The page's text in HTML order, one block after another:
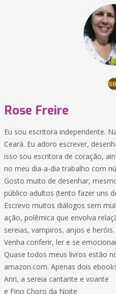
Rose Freire
Eu sou escritora independente.
Ceará. Eu adoro escrever,
isso sou escritora de coração,
no meu dia-a-dia trabalho com
Gosto muito de desenhar,
público adultos (tento fazer uns
Escrevo muitos diálogos sem
ação, polêmica que envolva
sereias, vampiros, anjos e heróis.
Venha conferir, ler e se
Quase todos meus livros estão
amazon.com. Apenas dois
Anri, a sereia cantante e voante
e Fino Choro da Noite